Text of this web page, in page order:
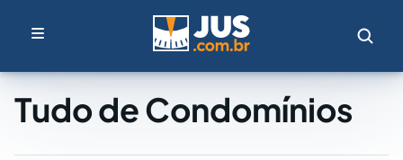
Tudo de Condomínios